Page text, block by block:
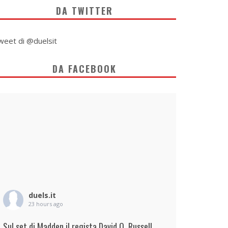
DA TWITTER
di @duelsit
DA FACEBOOK
duels.it
23 hours ago